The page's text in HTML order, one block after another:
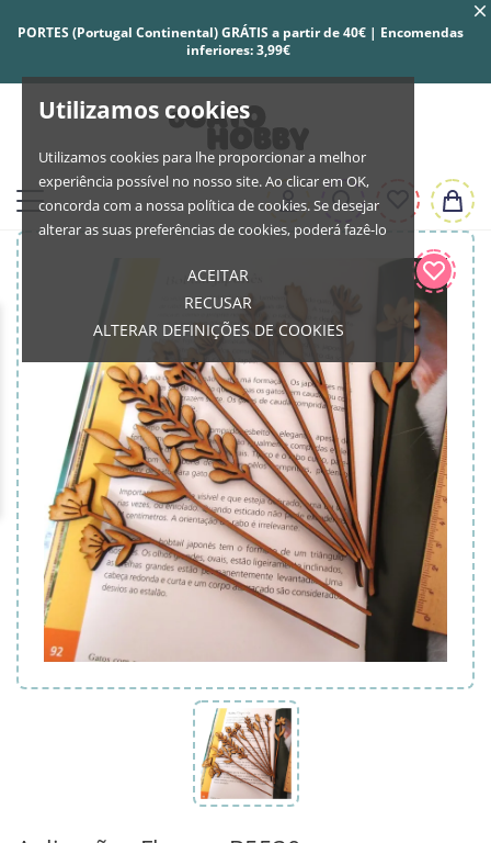
Utilizamos cookies
Utilizamos cookies para lhe proporcionar a melhor
experiência possível no nosso site. Ao clicar em OK,
concorda com a nossa política de cookies. Se desejar
alterar as suas preferências de cookies, poderá fazê-lo
ACEITAR
RECUSAR
ALTERAR DEFINIÇÕES DE COOKIES
PORTES (Portugal Continental) GRÁTIS a partir de 40€ | Encomendas
inferiores: 3,99€